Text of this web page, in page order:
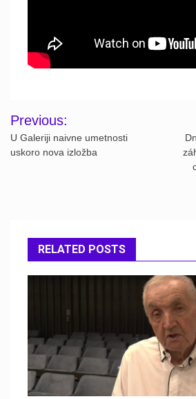
Post
navigation
Previous:
U Galeriji naivne umetnosti
uskoro nova izložba
RELATED POSTS